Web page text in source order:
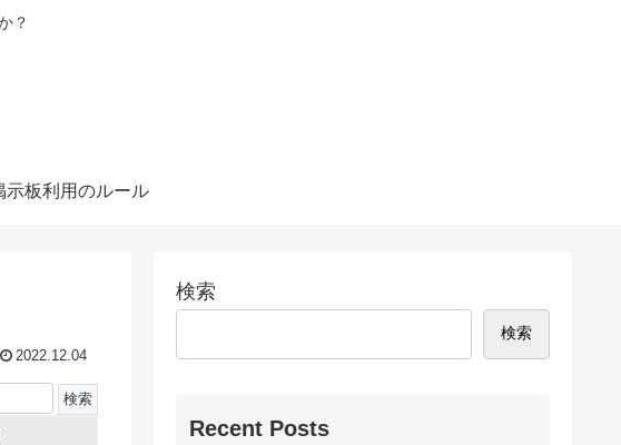
？
示板利用のルール
2022.12.04
検索
検索
Recent Posts